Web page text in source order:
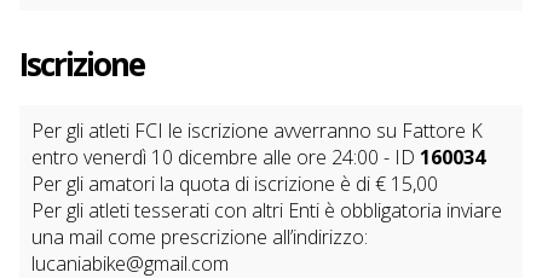
Iscrizione
Per gli atleti FCI le iscrizione avverranno su Fattore K
entro venerdì 10 dicembre alle ore 24:00 - ID 160034
Per gli amatori la quota di iscrizione è di € 15,00
Per gli atleti tesserati con altri Enti è obbligatoria inviare
una mail come prescrizione all’indirizzo:
lucaniabike@gmail.com